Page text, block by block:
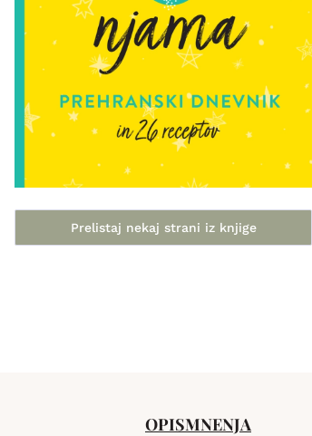
Prelistaj nekaj strani iz knjige
OPISMNENJA